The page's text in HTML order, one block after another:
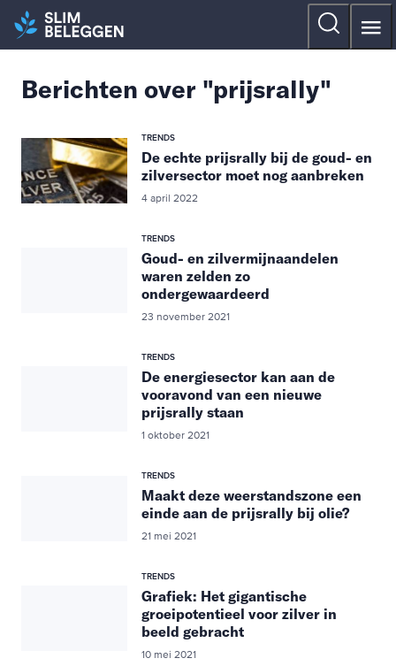
Berichten over "prijsrally"
TRENDS
De echte prijsrally bij de goud- en
zilversector moet nog aanbreken
4 april 2022
TRENDS
Goud- en zilvermijnaandelen
waren zelden zo
ondergewaardeerd
23 november 2021
TRENDS
De energiesector kan aan de
vooravond van een nieuwe
prijsrally staan
1 oktober 2021
TRENDS
Maakt deze weerstandszone een
einde aan de prijsrally bij olie?
21 mei 2021
TRENDS
Grafiek: Het gigantische
groeipotentieel voor zilver in
beeld gebracht
10 mei 2021